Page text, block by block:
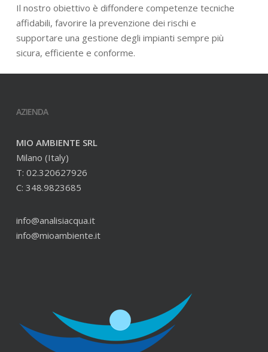
Il nostro obiettivo è diffondere competenze tecniche
affidabili, favorire la prevenzione dei rischi e
supportare una gestione degli impianti sempre più
sicura, efficiente e conforme.
AZIENDA
MIO AMBIENTE SRL
Milano (Italy)
T: 02.320627926
C: 348.9823685
info@analisiacqua.it
info@mioambiente.it